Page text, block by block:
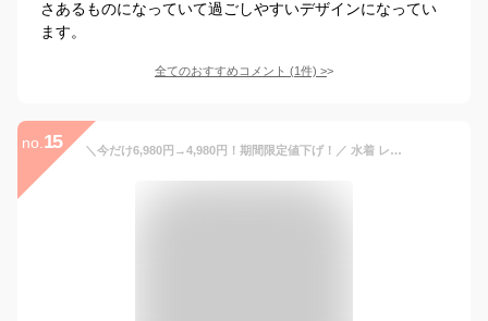
さあるものになっていて過ごしやすいデザインになってい
ます。
全てのおすすめコメント (1件) >
no. 15 ＼今だけ6,980円→4,980円！期間限定値下げ！／ 水着 レディース 体型カバー タンキニ 3点セット キャミ水着 ショートパンツ セット 水着ママ 2026新色登場 体型カバー水着 ハーフパンツ セパレート キャミソール タンキニ水着 可愛い